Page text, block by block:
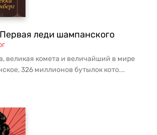
леди шампанского
великая комета и величайший в мире
326 миллионов бутылок кото...